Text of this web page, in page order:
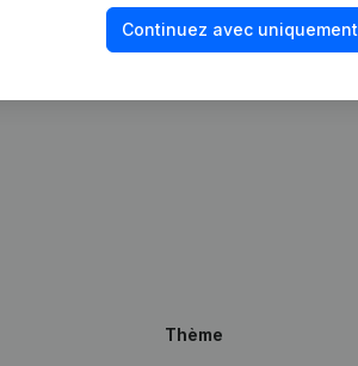
Continuez avec
Thème